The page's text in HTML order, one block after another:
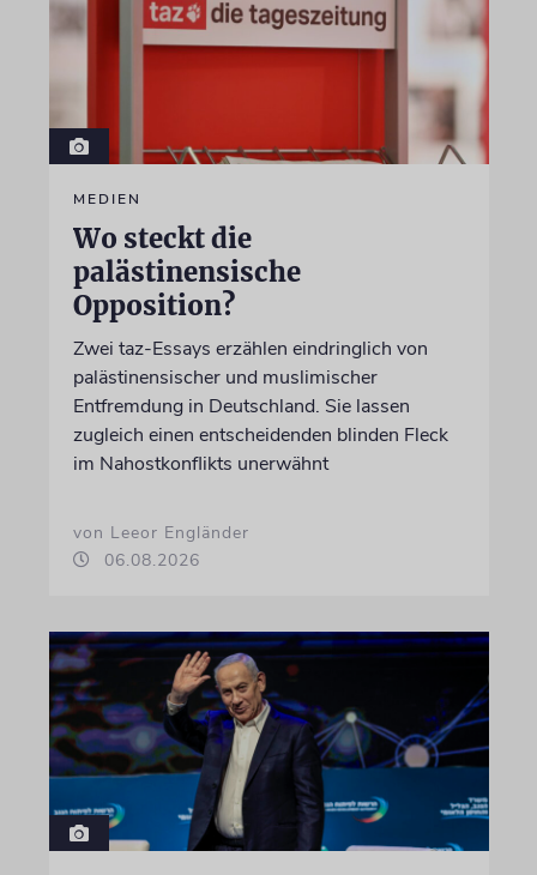
MEDIEN
Wo steckt die
palästinensische
Opposition?
Zwei taz-Essays erzählen eindringlich von
palästinensischer und muslimischer
Entfremdung in Deutschland. Sie lassen
zugleich einen entscheidenden blinden Fleck
im Nahostkonflikts unerwähnt
von Leeor Engländer
06.08.2026